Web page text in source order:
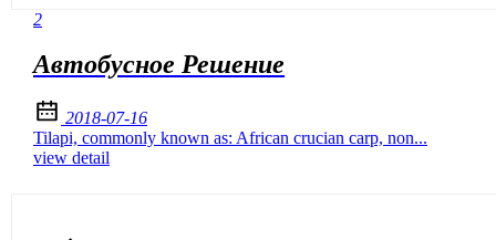
2
Автобусное Решение
2018-07-16
Tilapi, commonly known as: African crucian carp, non...
view detail